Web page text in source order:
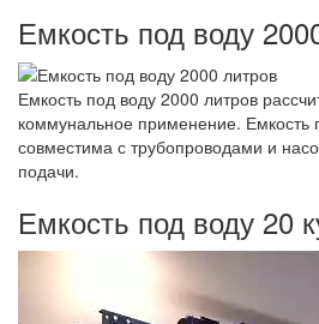
Емкость под воду
Емкость под воду 2000 литров
коммунальное применение. Емкость
совместима с трубопроводами и
подачи.
Емкость под воду 20